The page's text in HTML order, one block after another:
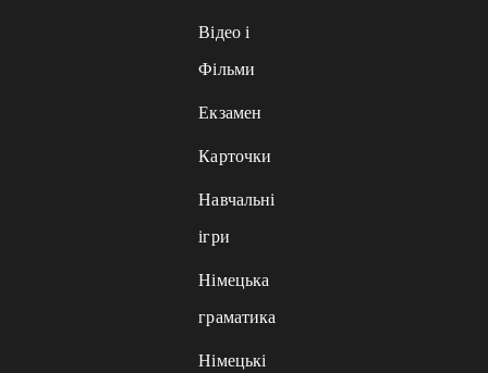
Відео і
Фільми
Екзамен
Карточки
Навчальні
ігри
Німецька
граматика
Німецькі